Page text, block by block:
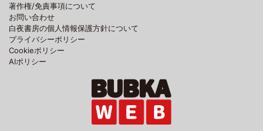
著作権/免責事項について
お問い合わせ
白夜書房の個人情報保護方針について
プライバシーポリシー
Cookieポリシー
AIポリシー